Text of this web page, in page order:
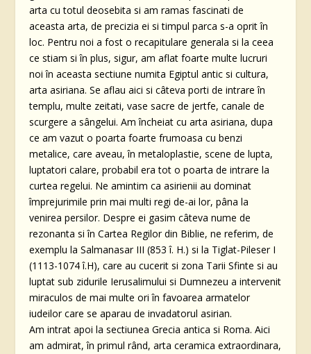
arta cu totul deosebita si am ramas fascinati de
aceasta arta, de precizia ei si timpul parca s-a oprit în
loc. Pentru noi a fost o recapitulare generala si la ceea
ce stiam si în plus, sigur, am aflat foarte multe lucruri
noi în aceasta sectiune numita Egiptul antic si cultura,
arta asiriana. Se aflau aici si câteva porti de intrare în
templu, multe zeitati, vase sacre de jertfe, canale de
scurgere a sângelui. Am încheiat cu arta asiriana, dupa
ce am vazut o poarta foarte frumoasa cu benzi
metalice, care aveau, în metaloplastie, scene de lupta,
luptatori calare, probabil era tot o poarta de intrare la
curtea regelui. Ne amintim ca asirienii au dominat
împrejurimile prin mai multi regi de-ai lor, pâna la
venirea persilor. Despre ei gasim câteva nume de
rezonanta si în Cartea Regilor din Biblie, ne referim, de
exemplu la Salmanasar III (853 î. H.) si la Tiglat-Pileser I
(1113-1074 î.H), care au cucerit si zona Tarii Sfinte si au
luptat sub zidurile Ierusalimului si Dumnezeu a intervenit
miraculos de mai multe ori în favoarea armatelor
iudeilor care se aparau de invadatorul asirian.
Am intrat apoi la sectiunea Grecia antica si Roma. Aici
am admirat, în primul rând, arta ceramica extraordinara,